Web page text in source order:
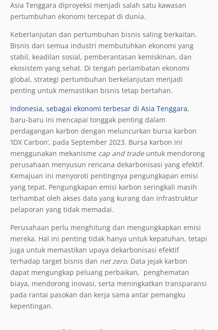
Asia Tenggara diproyeksi menjadi salah satu kawasan
pertumbuhan ekonomi tercepat di dunia.
Keberlanjutan dan pertumbuhan bisnis saling berkaitan.
Bisnis dari semua industri membutuhkan ekonomi yang
stabil, keadilan sosial, pemberantasan kemiskinan, dan
ekosistem yang sehat. Di tengah perlambatan ekonomi
global, strategi pertumbuhan berkelanjutan menjadi
penting untuk memastikan bisnis tetap bertahan.
Indonesia, sebagai ekonomi terbesar di Asia Tenggara,
baru-baru ini mencapai tonggak penting dalam
perdagangan karbon dengan meluncurkan bursa karbon
‘IDX Carbon’, pada September 2023. Bursa karbon ini
menggunakan mekanisme cap and tradeuntuk mendorong
perusahaan menyusun rencana dekarbonisasi yang efektif.
Kemajuan ini menyoroti pentingnya pengungkapan emisi
yang tepat. Pengungkapan emisi karbon seringkali masih
terhambat oleh akses data yang kurang dan infrastruktur
pelaporan yang tidak memadai.
Perusahaan perlu menghitung dan mengungkapkan emisi
mereka. Hal ini penting tidak hanya untuk kepatuhan, tetapi
juga untuk memastikan upaya dekarbonisasi efektif
terhadap target bisnis dan net zero. Data jejak karbon
dapat mengungkap peluang perbaikan, penghematan
biaya, mendorong inovasi, serta meningkatkan transparansi
pada rantai pasokan dan kerja sama antar pemangku
kepentingan.